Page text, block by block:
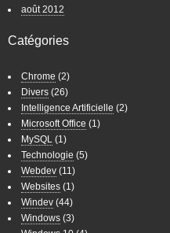
août 2012
Catégories
Chrome (2)
Divers (26)
Intelligence Artificielle (2)
Microsoft Office (1)
MySQL (1)
Technologie (5)
Webdev (11)
Websites (1)
Windev (44)
Windows (3)